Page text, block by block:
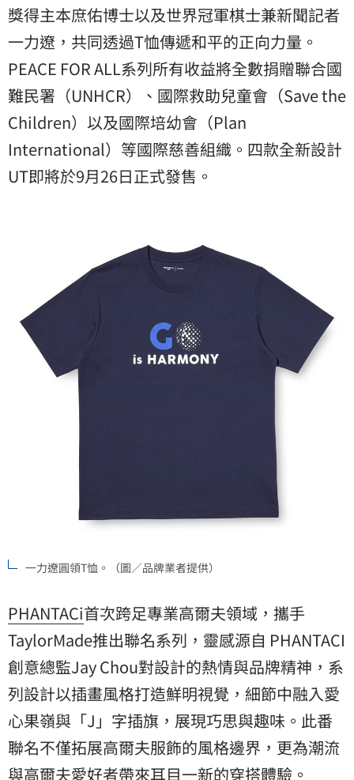
獎得主本庶佑博士以及世界冠軍棋士兼新聞記者
一力遼，共同透過T恤傳遞和平的正向力量。
PEACE FOR ALL系列所有收益將全數捐贈聯合國
難民署（UNHCR）、國際救助兒童會（Save the
Children）以及國際培幼會（Plan
International）等國際慈善組織。四款全新設計
UT即將於9月26日正式發售。
一力遼圓領T恤。（圖／品牌業者提供）
PHANTACi首次跨足專業高爾夫領域，攜手
TaylorMade推出聯名系列，靈感源自 PHANTACI
創意總監Jay Chou對設計的熱情與品牌精神，系
列設計以插畫風格打造鮮明視覺，細節中融入愛
心果嶺與「J」字插旗，展現巧思與趣味。此番
聯名不僅拓展高爾夫服飾的風格邊界，更為潮流
與高爾夫愛好者帶來耳目一新的穿搭體驗。